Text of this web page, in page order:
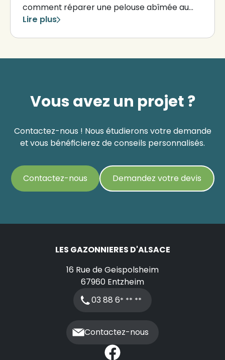
comment réparer une pelouse abîmée au
printemps ?
Lire plus
Vous avez un projet ?
Contactez-nous ! Nous étudierons votre demande
et vous bénéficierez de conseils personnalisés.
Contactez-nous Demandez votre devis
LES GAZONNIERES D'ALSACE
16 Rue de Geispolsheim
67960 Entzheim
03 88 6* ** **
Contactez-nous